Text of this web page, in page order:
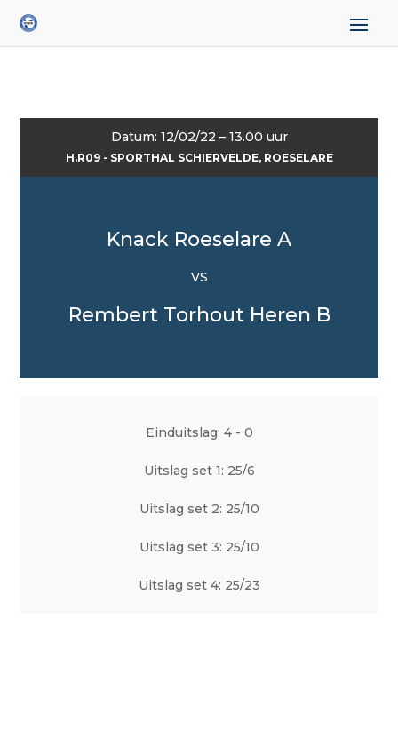
Datum: 12/02/22 – 13.00 uur
H.R09 - SPORTHAL SCHIERVELDE, ROESELARE
Knack Roeselare A
VS
Rembert Torhout Heren B
Einduitslag: 4 - 0
Uitslag set 1: 25/6
Uitslag set 2: 25/10
Uitslag set 3: 25/10
Uitslag set 4: 25/23